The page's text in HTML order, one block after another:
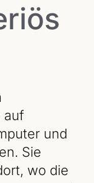
auf
und
Sie
wo die